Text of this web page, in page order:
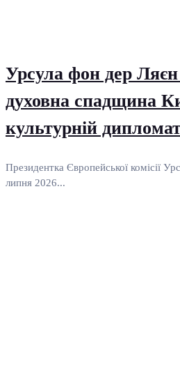
Урсула фон дер
духовна спадщина
культурній
Президентка Європейської комісії
липня 2026...